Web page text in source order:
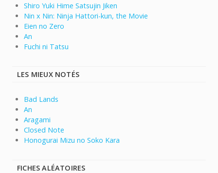
Shiro Yuki Hime Satsujin Jiken
Nin x Nin: Ninja Hattori-kun, the Movie
Eien no Zero
An
Fuchi ni Tatsu
LES MIEUX NOTÉS
Bad Lands
An
Aragami
Closed Note
Honogurai Mizu no Soko Kara
FICHES ALÉATOIRES